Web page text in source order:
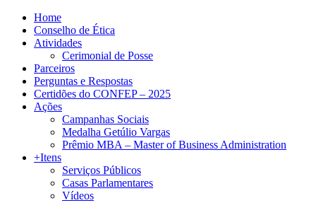
Home
Conselho de Ética
Atividades
Cerimonial de Posse
Parceiros
Perguntas e Respostas
Certidões do CONFEP – 2025
Ações
Campanhas Sociais
Medalha Getúlio Vargas
Prêmio MBA – Master of Business Administration
+Itens
Serviços Públicos
Casas Parlamentares
Vídeos